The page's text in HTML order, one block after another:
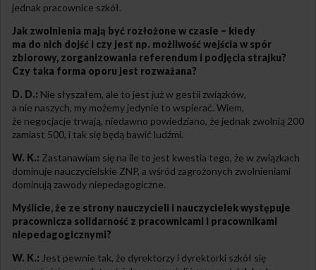
jednak pracownice szkół.
Jak zwolnienia mają być rozłożone w czasie – kiedy
ma do nich dojść i czy jest np. możliwość wejścia w spór
zbiorowy, zorganizowania referendum i podjęcia strajku?
Czy taka forma oporu jest rozważana?
D. D.: Nie słyszałem, ale to jest już w gestii związków,
a nie naszych, my możemy jedynie to wspierać. Wiem,
że negocjacje trwają, niedawno powiedziano, że jednak zwolnią 200
zamiast 500, i tak się będą bawić ludźmi.
W. K.: Zastanawiam się na ile to jest kwestia tego, że w związkach
dominuje nauczycielskie ZNP, a wśród zagrożonych zwolnieniami
dominują zawody niepedagogiczne.
Myślicie, że ze strony nauczycieli i nauczycielek występuje
pracownicza solidarność z pracownicami i pracownikami
niepedagogicznymi?
W. K.: Jest pewnie tak, że dyrektorzy i dyrektorki szkół się